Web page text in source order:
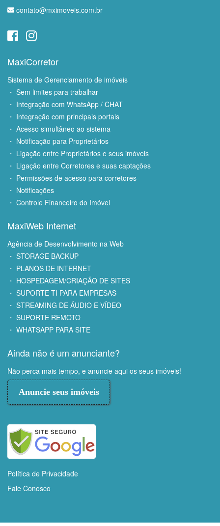
contato@mximoveis.com.br
MaxiCorretor
Sistema de Gerenciamento de imóveis
・ Sem limites para trabalhar
・ Integração com WhatsApp / CHAT
・ Integração com principais portais
・ Acesso simultâneo ao sistema
・ Notificação para Proprietários
・ Ligação entre Proprietários e seus imóveis
・ Ligação entre Corretores e suas captações
・ Permissões de acesso para corretores
・ Notificações
・ Controle Financeiro do Imóvel
MaxiWeb Internet
Agência de Desenvolvimento na Web
・ STORAGE BACKUP
・ PLANOS DE INTERNET
・ HOSPEDAGEM/CRIAÇÃO DE SITES
・ SUPORTE TI PARA EMPRESAS
・ STREAMING DE ÁUDIO E VÍDEO
・ SUPORTE REMOTO
・ WHATSAPP PARA SITE
Ainda não é um anunciante?
Não perca mais tempo, e anuncie aqui os seus imóveis!
Anuncie seus imóveis
Política de Privacidade
Fale Conosco